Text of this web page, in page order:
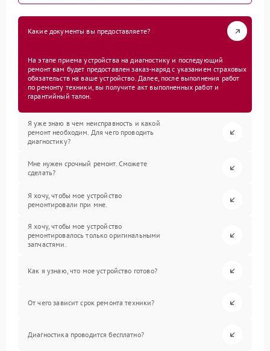
Какие документы вы предоставляете?
На этапе приема устройства на диагностику и последующий
ремонт вам будет предоставлен заказ-наряд с указанием страховых
обязательств на ваше устройство. Далее, после выполнения работ
по ремонту техники, вы получите акт выполненных работ и
гарантийный талон.
Я уже знаю в чем неисправность и какой
ремонт необходим. Для чего проводить
диагностику?
Мне нужен срочный ремонт. Сможете
сделать?
Я хочу, чтобы мое устройство
ремонтировали при мне.
Я хочу, чтобы мое устройство
ремонтировалось только оригинальными
запчастями.
Как я узнаю, что мое устройство готово?
От чего зависит срок ремонта техники?
Диагностика проводится бесплатно?